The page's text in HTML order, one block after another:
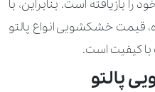
700.000 تومان
140.000 تومان
230.000 تومان
بازیافته است. بنابراین، با
قیمت خشکشویی انواع پالتو
با کیفیت است.
پالتو